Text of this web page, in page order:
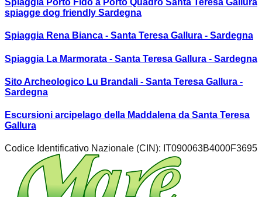
Spiaggia Porto Fido a Porto Quadro Santa Teresa Gallura
spiagge dog friendly Sardegna
Spiaggia Rena Bianca - Santa Teresa Gallura - Sardegna
Spiaggia La Marmorata - Santa Teresa Gallura - Sardegna
Sito Archeologico Lu Brandali - Santa Teresa Gallura -
Sardegna
Escursioni arcipelago della Maddalena da Santa Teresa
Gallura
Codice Identificativo Nazionale (CIN): IT090063B4000F3695